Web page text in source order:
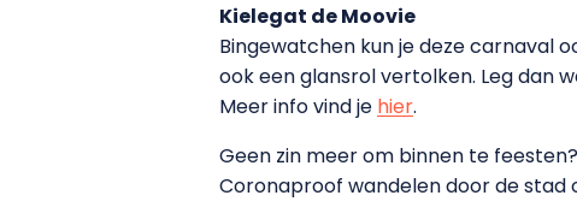
Kielegat de Moovie
Bingewatchen kun je deze carnaval
ook een glansrol vertolken. Leg dan
Meer info vind je hier.
Geen zin meer om binnen te
Coronaproof wandelen door de stad